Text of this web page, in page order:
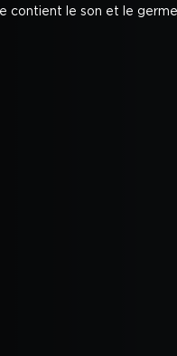
contient le son et le